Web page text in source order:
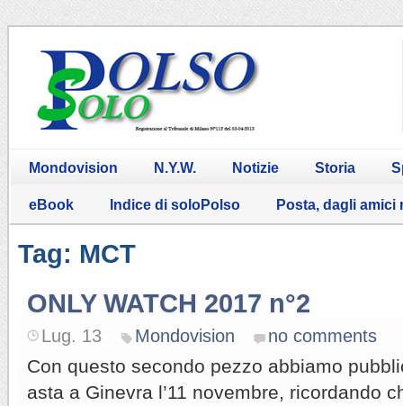
Mondovision N.Y.W. Notizie Storia
eBook Indice di soloPolso Posta, dagli amici
Tag: MCT
ONLY WATCH 2017 n°2
Lug. 13 Mondovision no comments
Con questo secondo pezzo abbiamo
asta a Ginevra l’11 novembre, ricordando